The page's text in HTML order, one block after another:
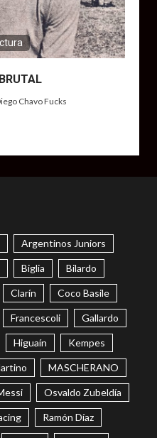
Chavo Fucks
Argentinos Juniors
Biglia Bilardo
Clarín Coco Basile
Francescoli Gallardo
Higuaín Kempes
MASCHERANO
Osvaldo Zubeldía
Ramón Díaz